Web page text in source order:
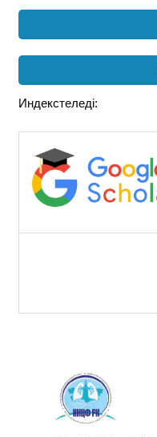
Индекстеледі: